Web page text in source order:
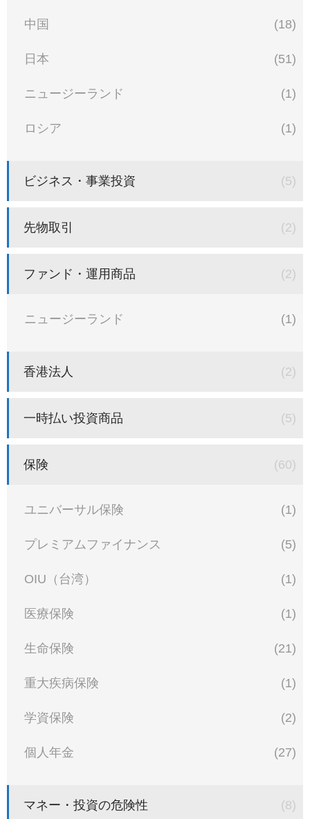
中国 (18)
日本 (51)
ニュージーランド (1)
ロシア (1)
ビジネス・事業投資 (5)
先物取引 (2)
ファンド・運用商品 (2)
ニュージーランド (1)
香港法人 (2)
一時払い投資商品 (5)
保険 (60)
ユニバーサル保険 (1)
プレミアムファイナンス (5)
OIU（台湾） (1)
医療保険 (1)
生命保険 (21)
重大疾病保険 (1)
学資保険 (2)
個人年金 (27)
マネー・投資の危険性 (8)